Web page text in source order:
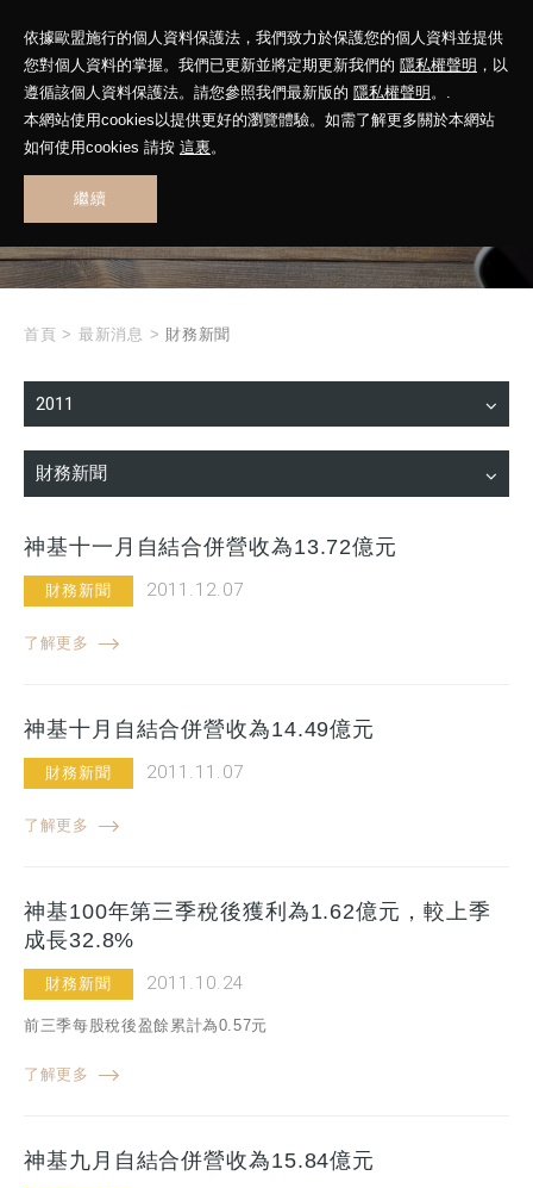
依據歐盟施行的個人資料保護法，我們致力於保護您的個人資料並提供
您對個人資料的掌握。我們已更新並將定期更新我們的 隱私權聲明 ，以
遵循該個人資料保護法。請您參照我們最新版的 隱私權聲明 。.
本網站使用cookies以提供更好的瀏覽體驗。如需了解更多關於本網站
如何使用cookies 請按 這裏。
繼續
WHAT'S NEW
首頁 > 最新消息 > 財務新聞
2011
財務新聞
神基十一月自結合併營收為13.72億元
財務新聞 2011.12.07
了解更多
神基十月自結合併營收為14.49億元
財務新聞 2011.11.07
了解更多
神基100年第三季稅後獲利為1.62億元，較上季
成長32.8%
財務新聞 2011.10.24
前三季每股稅後盈餘累計為0.57元
了解更多
神基九月自結合併營收為15.84億元